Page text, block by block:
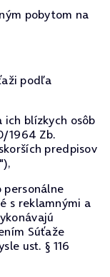
pobytom na
podľa
blízkych osôb
1964 Zb.
predpisov
personálne
s reklamnými a
Súťaže
ust. § 116